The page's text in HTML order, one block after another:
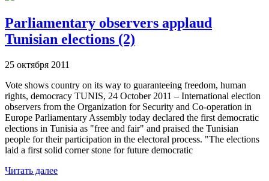
Parliamentary observers applaud
Tunisian elections (2)
25 октября 2011
Vote shows country on its way to guaranteeing freedom, human
rights, democracy TUNIS, 24 October 2011 – International election
observers from the Organization for Security and Co-operation in
Europe Parliamentary Assembly today declared the first democratic
elections in Tunisia as "free and fair" and praised the Tunisian
people for their participation in the electoral process. "The elections
laid a first solid corner stone for future democratic
Читать далее